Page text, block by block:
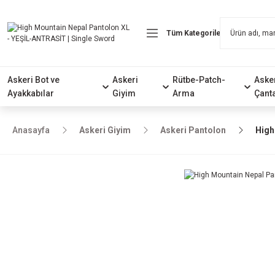
Askeri Bot ve
Ayakkabılar
Askeri
Giyim
Rütbe-Patch-
Arma
Anasayfa Askeri Giyim Askeri Pantolon